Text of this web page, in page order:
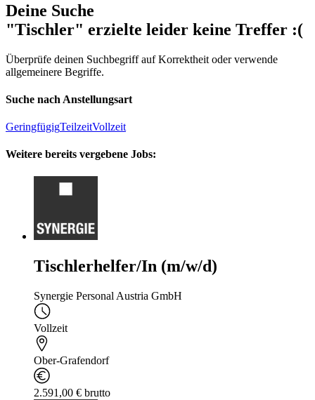
Deine Suche
"Tischler" erzielte leider keine Treffer :(
Überprüfe deinen Suchbegriff auf Korrektheit oder verwende
allgemeinere Begriffe.
Suche nach Anstellungsart
GeringfügigTeilzeitVollzeit
Weitere bereits vergebene Jobs:
Tischlerhelfer/In (m/w/d)
Synergie Personal Austria GmbH
Vollzeit
Ober-Grafendorf
2.591,00 € brutto